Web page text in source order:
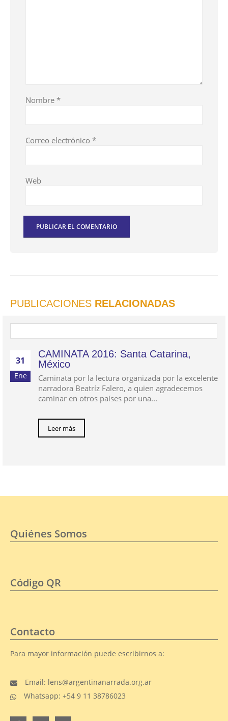
Nombre *
Correo electrónico *
Web
PUBLICACIONES RELACIONADAS
31
Ene
CAMINATA 2016: Santa Catarina,
México
Caminata por la lectura organizada por la excelente
narradora Beatríz Falero, a quien agradecemos
caminar en otros países por una...
Leer más
Quiénes Somos
Código QR
Contacto
Para mayor información puede escribirnos a:
Email: lens@argentinanarrada.org.ar
Whatsapp: +54 9 11 38786023